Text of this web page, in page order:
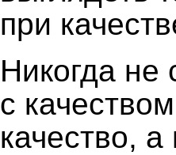
при
Никогда не
с
качество,